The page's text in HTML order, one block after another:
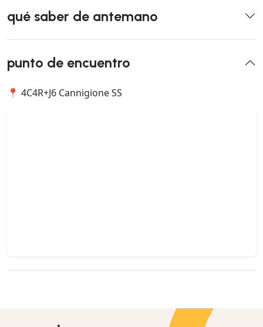
qué saber de antemano
punto de encuentro
📍 4C4R+J6 Cannigione SS